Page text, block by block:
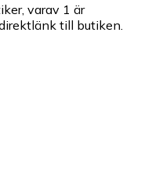
varav 1 är
till butiken.